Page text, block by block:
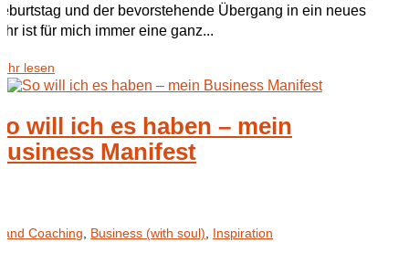
und der bevorstehende Übergang in ein neues
ist für mich immer eine ganz...
lesen
will ich es haben – mein
Manifest
Coaching Business (with soul) Inspiration